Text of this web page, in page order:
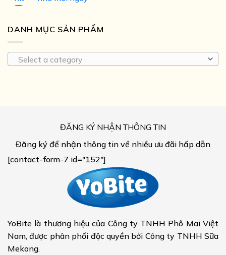
DANH MỤC SẢN PHẨM
Select a category
ĐĂNG KÝ NHẬN THÔNG TIN
Đăng ký để nhận thông tin về nhiều ưu đãi hấp dẫn
[contact-form-7 id="152"]
YoBite là thương hiệu của Công ty TNHH Phô Mai Việt
Nam, được phân phối độc quyền bởi Công ty TNHH Sữa
Mekong.